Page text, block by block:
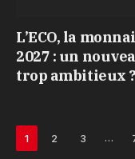
L’ECO, la
2027 : un
trop ambitieux ?
1 2 3 …